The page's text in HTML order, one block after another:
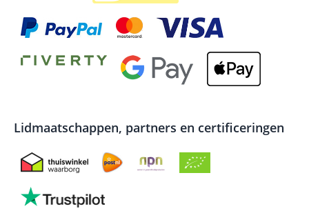
Lidmaatschappen, partners en certificeringen